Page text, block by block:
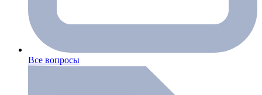
Все вопросы